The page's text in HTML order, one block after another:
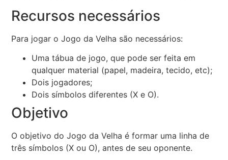
Recursos necessários
Para jogar o Jogo da Velha são necessários:
Uma tábua de jogo, que pode ser feita em
qualquer material (papel, madeira, tecido, etc);
Dois jogadores;
Dois símbolos diferentes (X e O).
Objetivo
O objetivo do Jogo da Velha é formar uma linha de
três símbolos (X ou O), antes de seu oponente.